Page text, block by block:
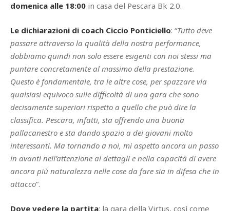
domenica alle 18:00 in casa del Pescara Bk 2.0.
Le dichiarazioni di coach Ciccio Ponticiello: “Tutto deve
passare attraverso la qualità della nostra performance,
dobbiamo quindi non solo essere esigenti con noi stessi ma
puntare concretamente al massimo della prestazione.
Questo è fondamentale, tra le altre cose, per spazzare via
qualsiasi equivoco sulle difficoltà di una gara che sono
decisamente superiori rispetto a quello che può dire la
classifica. Pescara, infatti, sta offrendo una buona
pallacanestro e sta dando spazio a dei giovani molto
interessanti. Ma tornando a noi, mi aspetto ancora un passo
in avanti nell’attenzione ai dettagli e nella capacità di avere
ancora più naturalezza nelle cose da fare sia in difesa che in
attacco”.
Dove vedere la partita: la gara della Virtus, così come